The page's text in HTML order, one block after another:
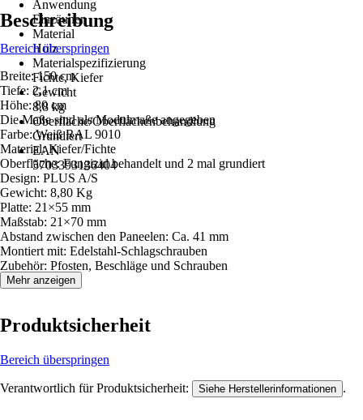
Anwendung
Einzäunen
Material
Holz
Materialspezifizierung
Fichte, Kiefer
Gewicht
8,8 kg
Oberfläche/Oberflächenbehandlung
Grundiert
EAN
5703393136404
Beschreibung
Bereich überspringen
Breite: 150 cm
Tiefe: 2,1 cm
Höhe: 80 cm
Die Maße sind als Modulmaße angegeben
Farbe: Weiß RAL 9010
Material: Kiefer/Fichte
Oberfläche: Fungizid behandelt und 2 mal grundiert
Design: PLUS A/S
Gewicht: 8,80 Kg
Platte: 21×55 mm
Maßstab: 21×70 mm
Abstand zwischen den Paneelen: Ca. 41 mm
Montiert mit: Edelstahl-Schlagschrauben
Zubehör: Pfosten, Beschläge und Schrauben
Mehr anzeigen
Produktsicherheit
Bereich überspringen
Verantwortlich für Produktsicherheit: Siehe Herstellerinformationen .